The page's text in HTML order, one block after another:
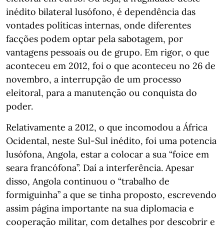
inédito bilateral lusófono, é dependência das
vontades políticas internas, onde diferentes
facções podem optar pela sabotagem, por
vantagens pessoais ou de grupo. Em rigor, o que
aconteceu em 2012, foi o que aconteceu no 26 de
novembro, a interrupção de um processo
eleitoral, para a manutenção ou conquista do
poder.
Relativamente a 2012, o que incomodou a África
Ocidental, neste Sul-Sul inédito, foi uma potencia
lusófona, Angola, estar a colocar a sua “foice em
seara francófona”. Daí a interferência. Apesar
disso, Angola continuou o “trabalho de
formiguinha” a que se tinha proposto, escrevendo
assim página importante na sua diplomacia e
cooperação militar, com detalhes por descobrir e